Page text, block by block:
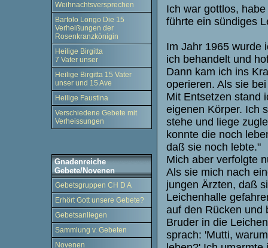
Weihnachtsversprechen
Bartolo Longo Die 15
Verheißungen der
Rosenkranzkönigin
Heilige Birgitta
7 Vater unser
Heilige Birgitta 15 Vater
unser und 15 Ave
Heilige Faustina
Verschiedene Gebete mit
Verheissungen
Gnadenreiche
Gebete/Novenen
Gebetsgruppen CH D A
Erhört Gott unsere Gebete?
Gebetsanliegen
Sammlung v. Gebeten
Novenen
Ich war gottlos,
führte ein sündiges
Im Jahr 1965 wurde
ich behandelt und
Dann kam ich ins
operieren. Als sie
Mit Entsetzen stand
eigenen Körper. Ich
stehe und liege
konnte die noch
daß sie noch lebte."
Mich aber verfolgte
Als sie mich nach
jungen Ärzten, daß
Leichenhalle
auf den Rücken und
Bruder in die
sprach: 'Mutti,